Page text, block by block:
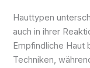
Hauttypen
auch in ihrer
Empfindliche
Techniken,